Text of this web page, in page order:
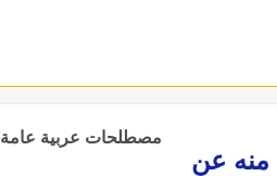
مصطلحات عربية عامة
منه عن